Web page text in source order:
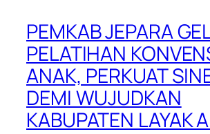
PEMKAB JEPARA
PELATIHAN
ANAK, PERKUAT
DEMI WUJUDKAN
KABUPATEN LAYAK